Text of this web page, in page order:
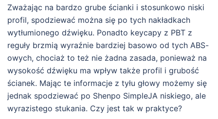
Zważając na bardzo grube ścianki i stosunkowo niski
profil, spodziewać można się po tych nakładkach
wytłumionego dźwięku. Ponadto keycapy z PBT z
reguły brzmią wyraźnie bardziej basowo od tych ABS-
owych, chociaż to też nie żadna zasada, ponieważ na
wysokość dźwięku ma wpływ także profil i grubość
ścianek. Mając te informacje z tyłu głowy możemy się
jednak spodziewać po Shenpo SimpleJA niskiego, ale
wyrazistego stukania. Czy jest tak w praktyce?